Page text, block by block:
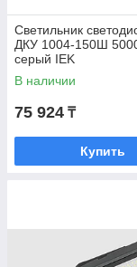
Светильник
ДКУ 1004-150Ш
серый IEK
В наличии
75 924 ₸
Купить